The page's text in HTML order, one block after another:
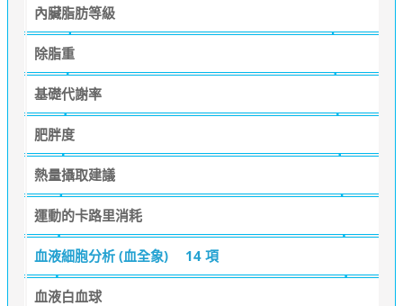
內臟脂肪等級
除脂重
基礎代謝率
肥胖度
熱量攝取建議
運動的卡路里消耗
血液細胞分析 (血全象) 14 項
血液白血球